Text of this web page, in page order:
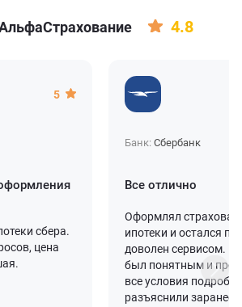
4.8
5
сбера.
цена
Банк: Сбербанк
Все отлично
Оформлял
ипотеки и остался
доволен сервисом.
был понятным и
все условия подробно
разъяснили заранее,